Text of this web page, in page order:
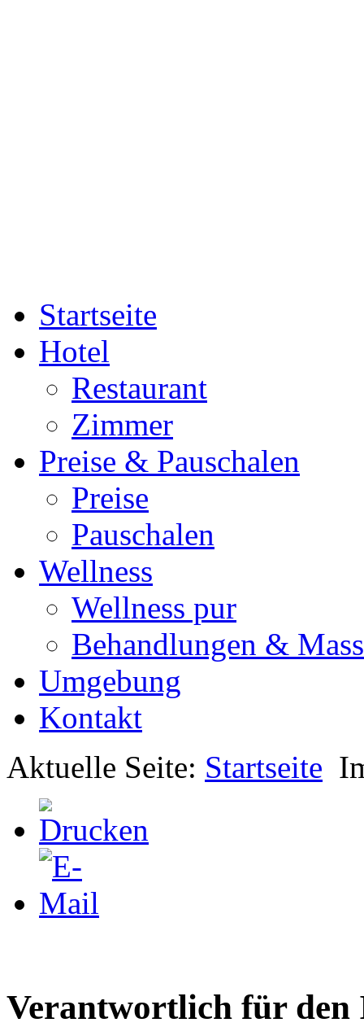
Startseite
Hotel
Restaurant
Zimmer
Preise & Pauschalen
Preise
Pauschalen
Wellness
Wellness pur
Behandlungen &
Umgebung
Kontakt
Aktuelle Seite: Startseite
Verantwortlich für den